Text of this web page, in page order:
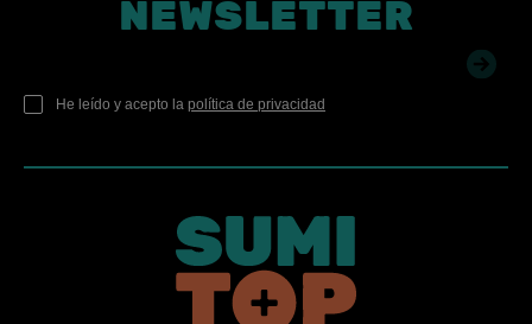
NEWSLETTER
He leído y acepto la política de privacidad